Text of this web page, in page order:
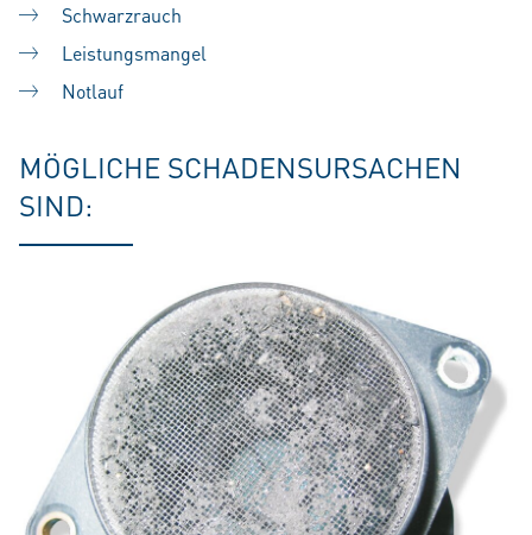
Schwarzrauch
Leistungsmangel
Notlauf
MÖGLICHE SCHADENSURSACHEN
SIND: